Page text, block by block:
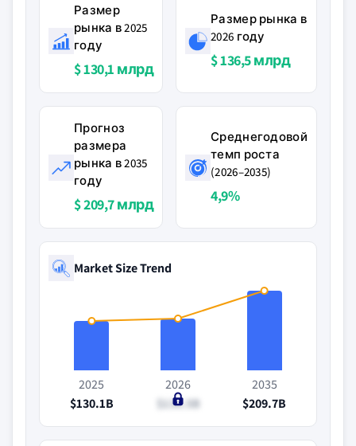
Размер
рынка в 2025
году
$ 130,1 млрд
Размер рынка в
2026 году
$ 136,5 млрд
Прогноз
размера
рынка в 2035
году
$ 209,7 млрд
Среднегодовой
темп роста
(2026–2035)
4,9%
Market Size Trend
2025
$130.1B
2026
$136.5B
2035
$209.7B